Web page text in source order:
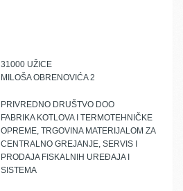
31000 UŽICE
MILOŠA OBRENOVIĆA 2
PRIVREDNO DRUŠTVO DOO
FABRIKA KOTLOVA I TERMOTEHNIČKE
OPREME, TRGOVINA MATERIJALOM ZA
CENTRALNO GREJANJE, SERVIS I
PRODAJA FISKALNIH UREĐAJA I
SISTEMA